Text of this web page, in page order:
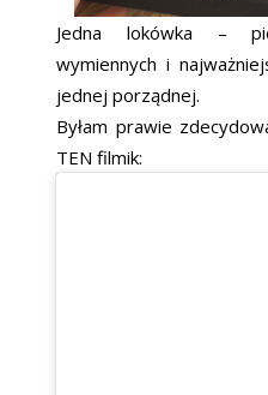
Jedna lokówka –
wymiennych i
jednej porządnej.
Byłam prawie
TEN filmik: